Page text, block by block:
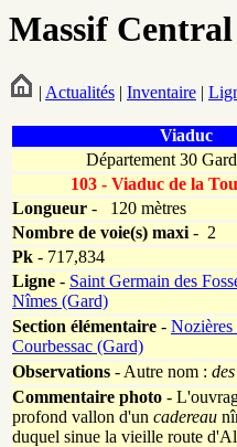
Massif
| Actualités | Inventaire |
Viaduc
Département 30
103 - Viaduc de la
Longueur -
120 mètres
Nombre de voie(s) maxi- 2
Pk - 717,834
Ligne - Saint Germain des
Nîmes (Gard)
Section élémentaire -
Courbessac (Gard)
Observations - Autre nom :
Commentaire photo -
profond vallon d'un cadereau
duquel sinue la vieille route